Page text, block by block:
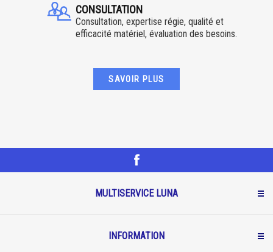
CONSULTATION
Consultation, expertise régie, qualité et
efficacité matériel, évaluation des besoins.
SAVOIR PLUS
MULTISERVICE LUNA
INFORMATION